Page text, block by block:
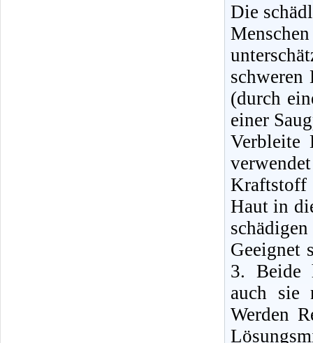
Die
(durch
einer
Verbleite
Haut in
Geeignet
3. Beide
auch sie
Werden